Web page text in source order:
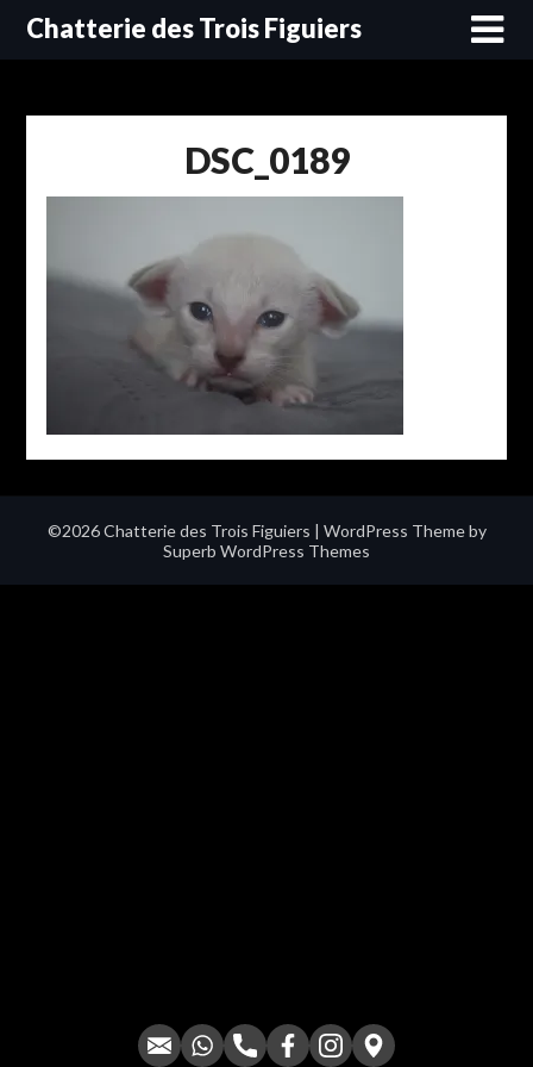
SkipChatterie des Trois Figuiers
DSC_0189
©2026 Chatterie des Trois Figuiers | WordPress Theme by
Superb WordPress Themes